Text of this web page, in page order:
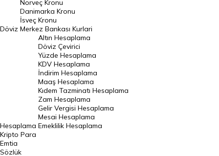
Kanada Doları Kuru
Norveç Kronu Kuru
İsveç Kronu Kuru
Japon Yeni Kuru
Serbest Piyasa Döviz Kurları
Merkez Bankası Döviz Kurları
Altın Fiyatları
Gram Altın Fiyatı
Döviz
Norveç Kronu
Danimarka Kronu
İsveç Kronu
Merkez Bankası Kurlari
Hesaplama
Altın Hesaplama
Döviz Çevirici
Yüzde Hesaplama
KDV Hesaplama
İndirim Hesaplama
Maaş Hesaplama
Kıdem Tazminatı Hesaplama
Zam Hesaplama
Gelir Vergisi Hesaplama
Mesai Hesaplama
Emeklilik Hesaplama
Kripto Para
Emtia
Sözlük